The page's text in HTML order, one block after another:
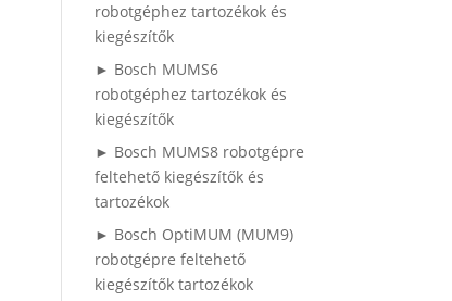
robotgéphez tartozékok és
kiegészítők
► Bosch MUMS6
robotgéphez tartozékok és
kiegészítők
► Bosch MUMS8 robotgépre
feltehető kiegészítők és
tartozékok
► Bosch OptiMUM (MUM9)
robotgépre feltehető
kiegészítők tartozékok